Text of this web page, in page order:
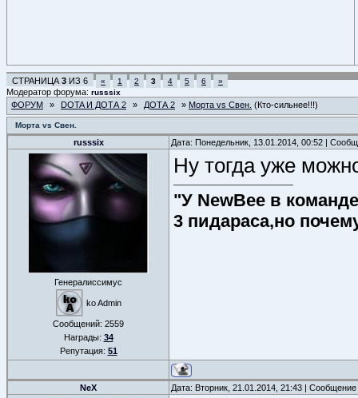
СТРАНИЦА 3 ИЗ 6 « 1 2 3 4 5 6 »
Модератор форума: russsix
ФОРУМ » DOTA И ДОТА 2 » ДОТА 2 » Морта vs Cвен. (Кто-сильнее!!!)
Морта vs Cвен.
russsix Дата: Понедельник, 13.01.2014, 00:52 |
Генералиссимус
ko Admin
Сообщений: 2559
Награды: 34
Репутация: 51
Ну тогда уже
"У NewBee в
3 пидараса,но
NeX Дата: Вторник, 21.01.2014, 21:43 |